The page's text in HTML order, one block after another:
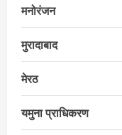
मनोरंजन
मुरादाबाद
मेरठ
यमुना प्राधिकरण